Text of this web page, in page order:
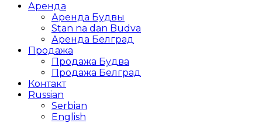
Аренда
Аренда Будвы
Stan na dan Budva
Аренда Белград
Продажа
Продажа Будва
Продажа Белград
Контакт
Russian
Serbian
English